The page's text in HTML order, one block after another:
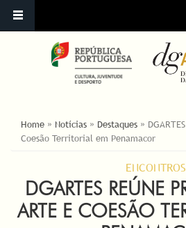
ESTÁ AQUI
Home » Notícias » Destaques »
Coesão Territorial em Penamacor
ENCONTROS
DGARTES REÚNE
ARTE E COESÃO